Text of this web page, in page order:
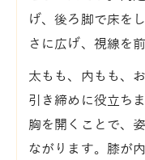
げ、後ろ脚で床を
さに広げ、視線を
太もも、内もも、
引き締めに役立ち
胸を開くことで、
ながります。膝が